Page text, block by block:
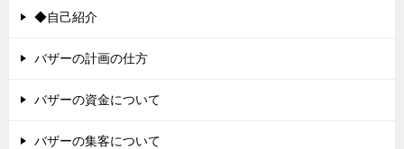
◆自己紹介
バザーの計画の仕方
バザーの資金について
バザーの集客について